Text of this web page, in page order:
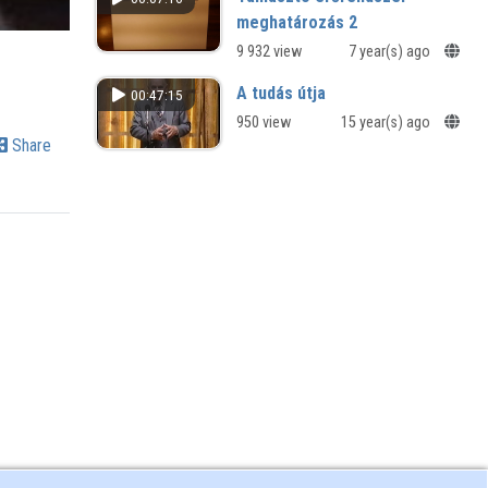
Share
meghatározás 2
9 932 view 7 year(s) ago
00:47:15 A tudás útja
950 view 15 year(s) ago